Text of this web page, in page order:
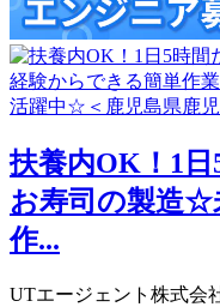
扶養内OK！1
お寿司の製造☆
作...
UTエージェント株式会